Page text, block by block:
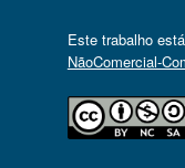
Este trabalho
NãoComercial-